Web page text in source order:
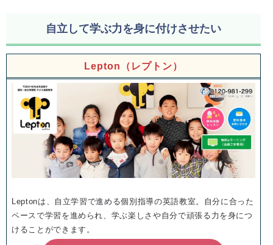
自立して学ぶ力を身に付けさせたい
Lepton（レプトン）
Leptonは、自立学習で進める個別指導の英語教室。自分に合った
ペースで学習を進められ、学ぶ楽しさや自分で頑張る力を身につ
けることができます。